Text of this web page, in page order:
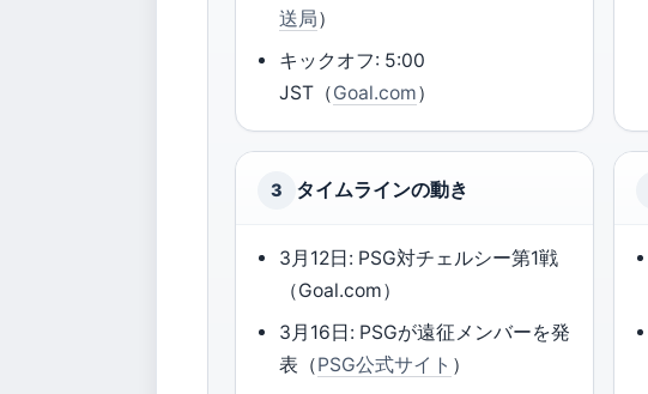
送局）
キックオフ: 5:00
JST（Goal.com）
3 タイムラインの動き
3月12日: PSG対チェルシー第1戦
（Goal.com）
3月16日: PSGが遠征メンバーを発
表（PSG公式サイト ）